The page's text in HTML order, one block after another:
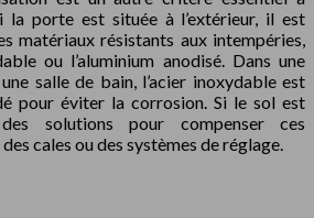
la porte est située à l’extérieur, il est
matériaux résistants aux intempéries,
ou l’aluminium anodisé. Dans une
salle de bain, l’acier inoxydable est
pour éviter la corrosion. Si le sol est
solutions pour compenser ces
cales ou des systèmes de réglage.